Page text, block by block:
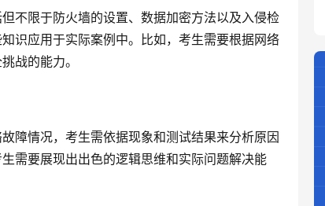
不限于防火墙的设置、数据加密方法以及入侵检
识应用于实际案例中。比如，考生需要根据网络
战的能力。
障情况，考生需依据现象和测试结果来分析原因
需要展现出出色的逻辑思维和实际问题解决能